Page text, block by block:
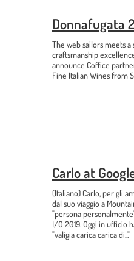
Donnafugata
The web sailors meets a
craftsmanship
announce Coffice
Fine Italian Wines from
Carlo at
(Italiano) Carlo, per gli
dal suo viaggio a
"persona
I/O 2019. Oggi in ufficio
"valigia carica carica di..."